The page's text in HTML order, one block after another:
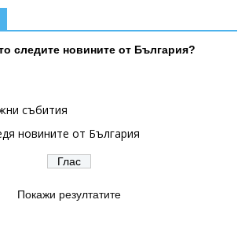
следите новините от България?
събития
новините от България
Покажи резултатите